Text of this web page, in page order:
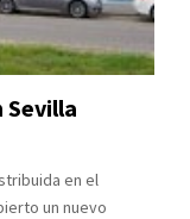
en el
un nuevo